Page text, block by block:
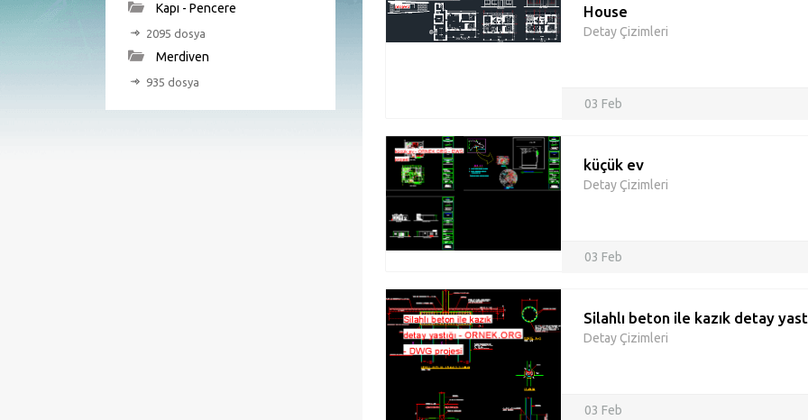
Kapı - Pencere
2095 dosya
Merdiven
935 dosya
House
Detay Çizimleri
03 Feb
küçük ev
Detay Çizimleri
03 Feb
Silahlı beton ile kazık detay
Detay Çizimleri
03 Feb